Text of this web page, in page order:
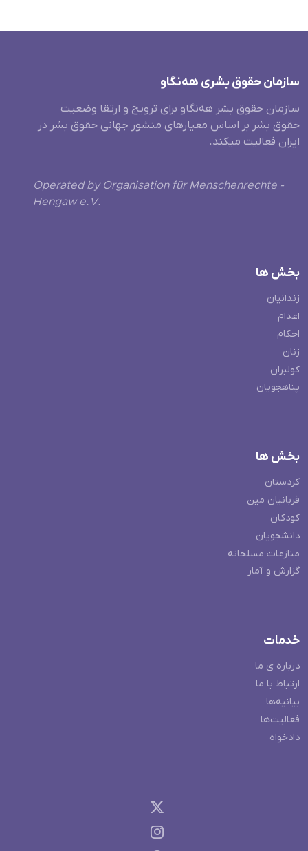
سازمان حقوق بشری هەنگاو
سازمان حقوق بشر هه‌نگاو برای ترویج و ارتقا وضعیت
حقوق بشر بر اساس معیارهای منشور جهانی حقوق بشر در
ایران فعالیت میکند.
Operated by Organisation für Menschenrechte -
Hengaw e.V.
بخش ها
زندانیان
اعدام
احکام
زنان
کولبران
پناهجویان
بخش ها
کردستان
قربانیان مین
کودکان
دانشجویان
منازعات مسلحانه
گزارش و آمار
خدمات
درباره ی ما
ارتباط با ما
بیانیه‌ها
فعالیت‌ها
دادخواه